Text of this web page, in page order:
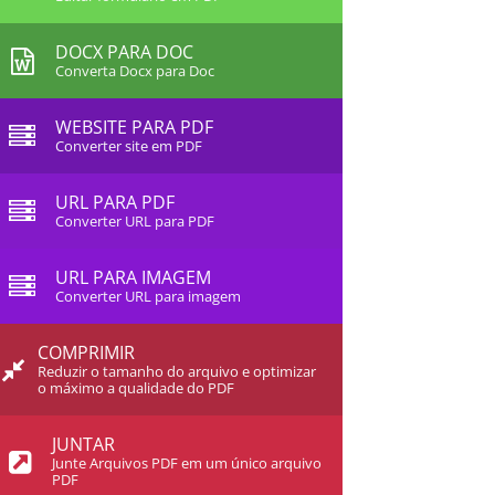
DOCX PARA DOC
Converta Docx para Doc
WEBSITE PARA PDF
Converter site em PDF
URL PARA PDF
Converter URL para PDF
URL PARA IMAGEM
Converter URL para imagem
COMPRIMIR
Reduzir o tamanho do arquivo e optimizar
o máximo a qualidade do PDF
JUNTAR
Junte Arquivos PDF em um único arquivo
PDF